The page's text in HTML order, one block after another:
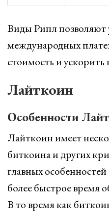
Виды Рипл позволяют
международных
стоимость и ускорить
Лайткоин
Особенности
Лайткоин имеет
биткоина и других
главных
более быстрое время
В то время как